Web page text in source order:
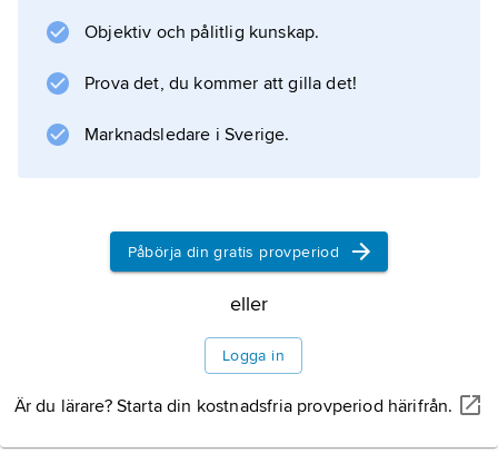
mineralämnen i marken med mera.
Biotiska förhållanden
växter som konkurrerar om födan och rovdjur.
Information om artikeln
Objektiv och pålitlig kunskap.
Prova det, du kommer att gilla det!
Marknadsledare i Sverige.
Påbörja din gratis provperiod
eller
Logga in
Är du lärare? Starta din kostnadsfria provperiod härifrån.